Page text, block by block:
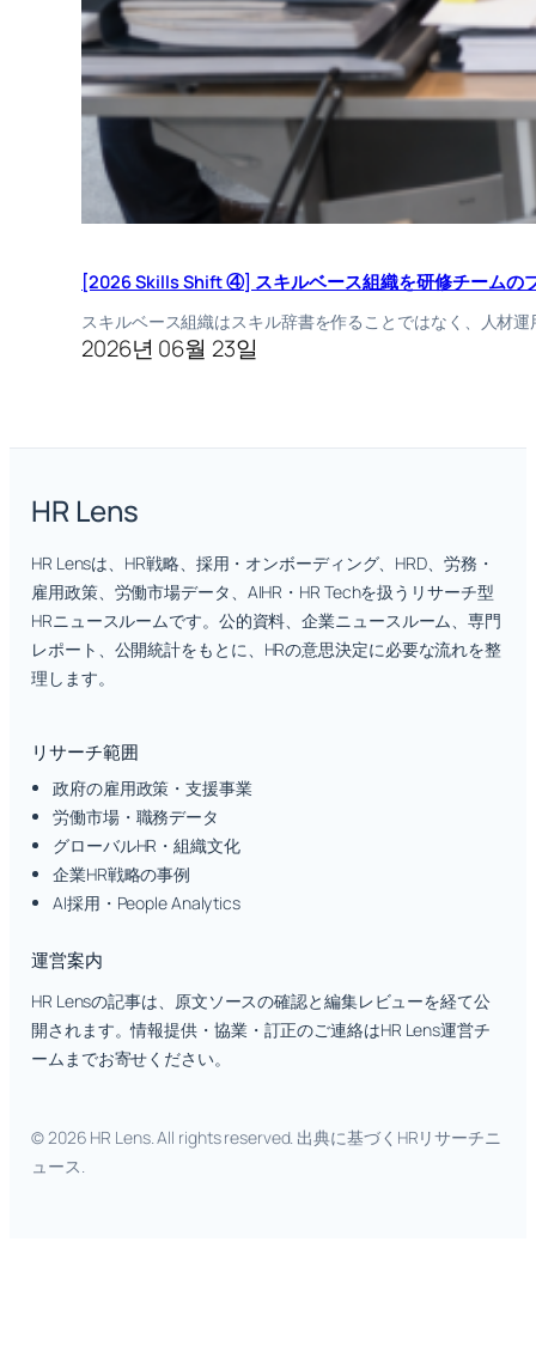
[2026 Skills Shift ④] スキルベース組織を研修チームの
スキルベース組織はスキル辞書を作ることではなく、人材
2026년 06월 23일
HR Lens
HR Lensは、HR戦略、採用・オンボーディング、HRD、労務・
雇用政策、労働市場データ、AIHR・HR Techを扱うリサーチ型
HRニュースルームです。公的資料、企業ニュースルーム、専門
レポート、公開統計をもとに、HRの意思決定に必要な流れを整
理します。
リサーチ範囲
政府の雇用政策・支援事業
労働市場・職務データ
グローバルHR・組織文化
企業HR戦略の事例
AI採用・People Analytics
運営案内
HR Lensの記事は、原文ソースの確認と編集レビューを経て公
開されます。情報提供・協業・訂正のご連絡はHR Lens運営チ
ームまでお寄せください。
© 2026 HR Lens. All rights reserved. 出典に基づくHRリサーチニ
ュース.